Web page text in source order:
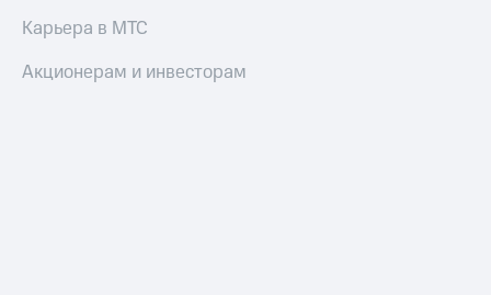
Карьера в МТС
Акционерам и инвесторам